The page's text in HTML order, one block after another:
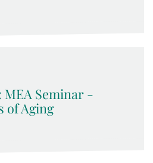
MEA Seminar -
of Aging